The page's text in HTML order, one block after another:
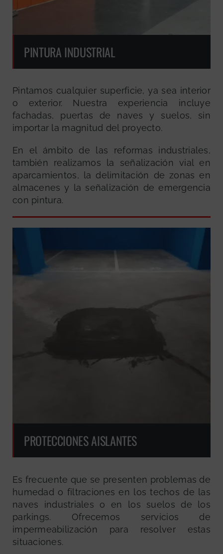
PINTURA INDUSTRIAL
Pintamos cualquier superficie, ya sea interior
o exterior. Nuestra experiencia incluye
fachadas, puertas de naves y suelos, sin
importar la magnitud del proyecto.
En el ámbito de las reformas industriales,
también realizamos la señalización vial en
aparcamientos, la delimitación de zonas en
almacenes y la señalización de emergencia
con pintura.
PROTECCIONES AISLANTES
Es frecuente que se presenten problemas de
humedad o filtraciones en los techos de las
naves industriales o en los suelos de los
parkings. Ofrecemos servicios de
impermeabilización para resolver estas
situaciones.